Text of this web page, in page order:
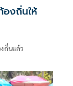
งถิ่นให้
ถิ่นแล้ว